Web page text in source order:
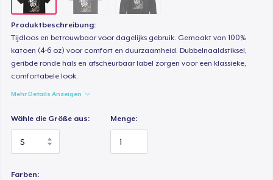
Produktbeschreibung:
Tijdloos en betrouwbaar voor dagelijks gebruik. Gemaakt van 100%
katoen (4-6 oz) voor comfort en duurzaamheid. Dubbelnaaldstiksel,
geribde ronde hals en afscheurbaar label zorgen voor een klassieke,
comfortabele look.
Mehr Details Anzeigen
Wähle die Größe aus: Menge:
Farben: